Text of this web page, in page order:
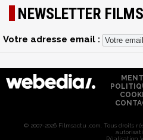
NEWSLETTER
Votre adresse email :
© 2007-2026 Filmsactu .com. Tous droits
Réalisation